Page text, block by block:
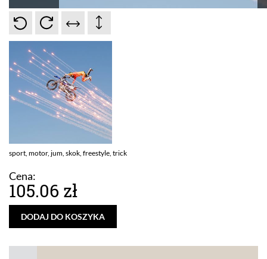
sport, motor, jum, skok, freestyle, trick
Cena:
105.06 zł
DODAJ DO KOSZYKA